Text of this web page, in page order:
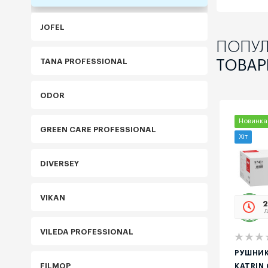
Новинка
Хіт
KATRIN
JOFEL
TANA PROFESSIONAL
ODOR
GREEN CARE PROFESSIONAL
DIVERSEY
VIKAN
VILEDA PROFESSIONAL
FILMOP